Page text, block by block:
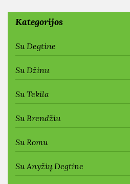
Kategorijos
Su Degtine
Su Džinu
Su Tekila
Su Brendžiu
Su Romu
Su Anyžių Degtine